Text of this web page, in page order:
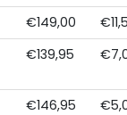
€149,00
€139,95
€146,95